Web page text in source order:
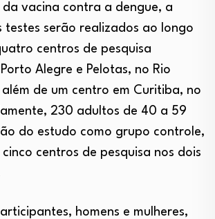
da vacina contra a dengue, a
testes serão realizados ao longo
centros de pesquisa
Alegre e Pelotas, no Rio
de um centro em Curitiba, no
230 adultos de 40 a 59
do estudo como grupo controle,
centros de pesquisa nos dois
homens e mulheres,